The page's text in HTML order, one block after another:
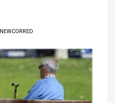
NEWCORRED